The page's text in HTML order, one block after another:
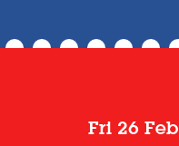
Fri 26 Feb